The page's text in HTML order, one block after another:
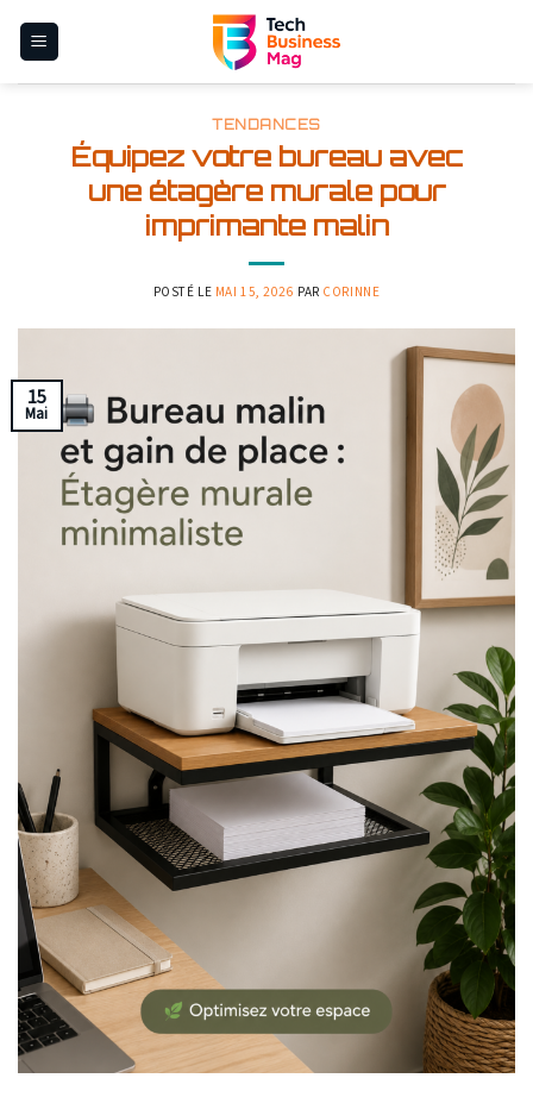
TENDANCES
Équipez votre bureau avec
une étagère murale pour
imprimante malin
POSTÉ LE MAI 15, 2026 PAR CORINNE
15
Mai